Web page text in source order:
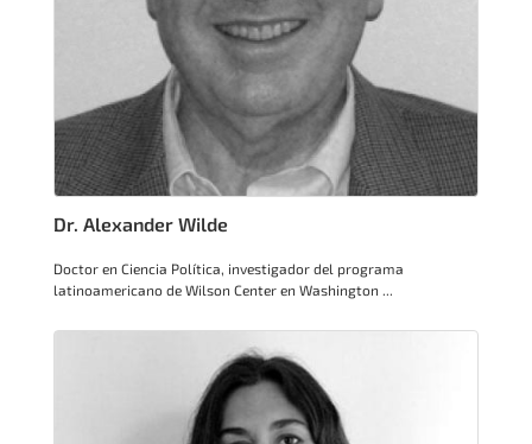
Dr. Alexander Wilde
Doctor en Ciencia Política, investigador del programa
latinoamericano de Wilson Center en Washington ...